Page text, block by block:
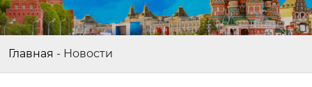
Главная - Новости